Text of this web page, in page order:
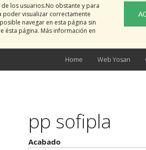
los usuarios.No obstante y para
visualizar correctamente
navegar en esta página sin
ésta página. Más información en
Home Web Yosan
pp sofipla
Acabado